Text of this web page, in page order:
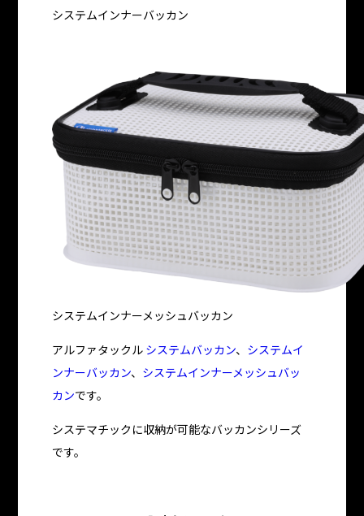
システムインナーバッカン
システムインナーメッシュバッカン
アルファタックル システムバッカン、 システムイ
ンナーバッカン、 システムインナーメッシュバッ
カンです。
システマチックに収納が可能なバッカンシリーズ
です。